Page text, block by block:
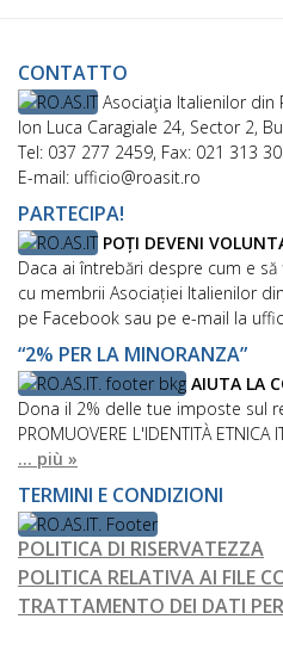
CONTATTO
Asociaţia Italienilor din
Ion Luca Caragiale 24, Sector 2,
Tel: 037 277 2459, Fax: 021 313
E-mail: ufficio@roasit.ro
PARTECIPA!
POȚI DEVENI
Daca ai întrebări despre cum e
cu membrii Asociației Italienilor din
pe Facebook sau pe e-mail la
“2% PER LA MINORANZA”
AIUTA LA
Dona il 2% delle tue imposte sul
PROMUOVERE L'IDENTITÀ ETNICA
... più »
TERMINI E CONDIZIONI
POLITICA DI RISERVATEZZA
POLITICA RELATIVA AI FILE
TRATTAMENTO DEI DATI